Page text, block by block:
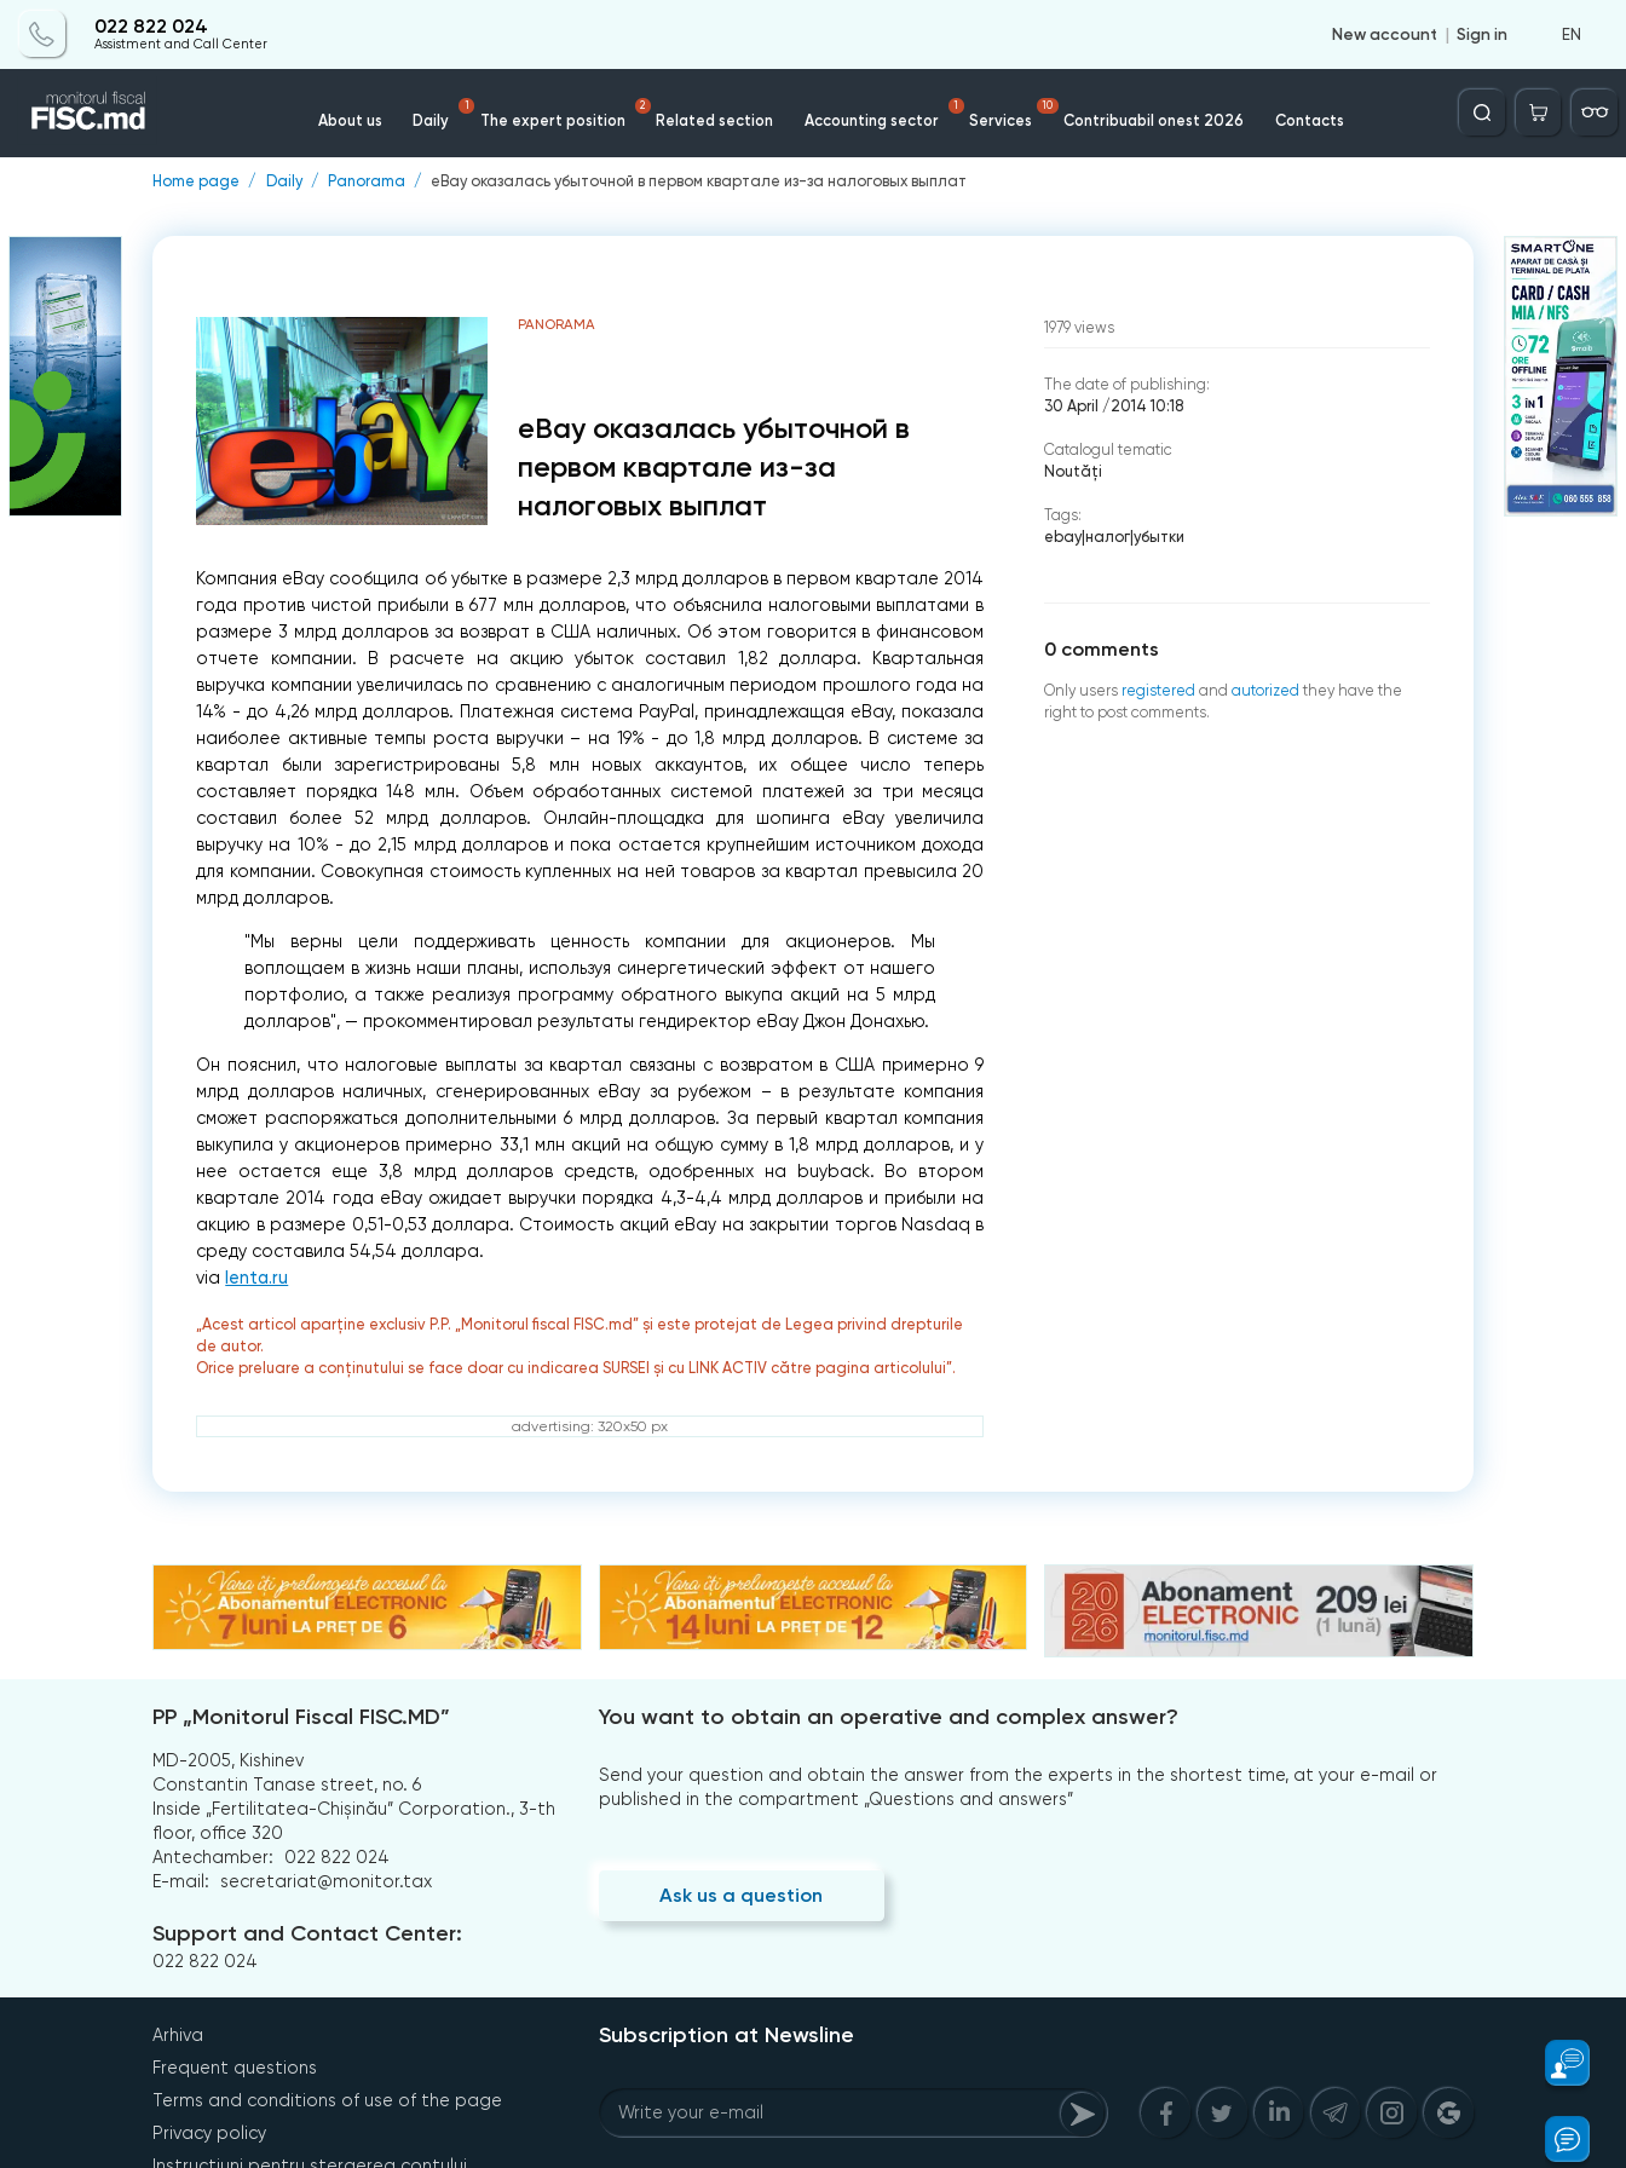
022 822 024
Assistment and Call Center
New account Sign in EN
About us Daily
1
The expert position
2
Related section Accounting sector
1
Services
10
Contribuabil onest 2026 Contacts
Căutare
Home page Daily Panorama eBay оказалась убыточной в первом квартале из-за налоговых выплат
PANORAMA
eBay оказалась убыточной в
первом квартале из-за
налоговых выплат
Компания eBay сообщила об убытке в размере 2,3 млрд долларов в первом квартале 2014
года против чистой прибыли в 677 млн долларов, что объяснила налоговыми выплатами в
размере 3 млрд долларов за возврат в США наличных. Об этом говорится в финансовом
отчете компании. В расчете на акцию убыток составил 1,82 доллара. Квартальная
выручка компании увеличилась по сравнению с аналогичным периодом прошлого года на
14% - до 4,26 млрд долларов. Платежная система PayPal, принадлежащая eBay, показала
наиболее активные темпы роста выручки – на 19% - до 1,8 млрд долларов. В системе за
квартал были зарегистрированы 5,8 млн новых аккаунтов, их общее число теперь
составляет порядка 148 млн. Объем обработанных системой платежей за три месяца
составил более 52 млрд долларов. Онлайн-площадка для шопинга eBay увеличила
выручку на 10% - до 2,15 млрд долларов и пока остается крупнейшим источником дохода
для компании. Совокупная стоимость купленных на ней товаров за квартал превысила 20
млрд долларов.
"Мы верны цели поддерживать ценность компании для акционеров. Мы
воплощаем в жизнь наши планы, используя синергетический эффект от нашего
портфолио, а также реализуя программу обратного выкупа акций на 5 млрд
долларов", — прокомментировал результаты гендиректор eBay Джон Донахью.
Он пояснил, что налоговые выплаты за квартал связаны с возвратом в США примерно 9
млрд долларов наличных, сгенерированных eBay за рубежом – в результате компания
сможет распоряжаться дополнительными 6 млрд долларов. За первый квартал компания
выкупила у акционеров примерно 33,1 млн акций на общую сумму в 1,8 млрд долларов, и у
нее остается еще 3,8 млрд долларов средств, одобренных на buyback. Во втором
квартале 2014 года eBay ожидает выручки порядка 4,3-4,4 млрд долларов и прибыли на
акцию в размере 0,51-0,53 доллара. Стоимость акций eBay на закрытии торгов Nasdaq в
среду составила 54,54 доллара.
via lenta.ru
„Acest articol aparține exclusiv P.P. „Monitorul fiscal FISC.md” și este protejat de Legea privind drepturile
de autor.
Orice preluare a conținutului se face doar cu indicarea SURSEI și cu LINK ACTIV către pagina articolului”.
advertising: 320x50 px
1979 views
The date of publishing:
30 April /2014 10:18
Catalogul tematic
Noutăți
Tags:
ebay|налог| убытки
0 comments
Only users registered and autorized they have the
right to post comments.
PP „Monitorul Fiscal FISC.MD”
MD-2005, Kishinev
Constantin Tanase street, no. 6
Inside „Fertilitatea-Chișinău” Corporation., 3-th
floor, office 320
Antechamber:
022 822 024
E-mail:
secretariat@monitor.tax
Support and Contact Center:
022 822 024
You want to obtain an operative and complex answer?
Send your question and obtain the answer from the experts in the shortest time, at your e-mail or
published in the compartment „Questions and answers”
Ask us a question
Arhiva
Frequent questions
Terms and conditions of use of the page
Privacy policy
Subscription at Newsline